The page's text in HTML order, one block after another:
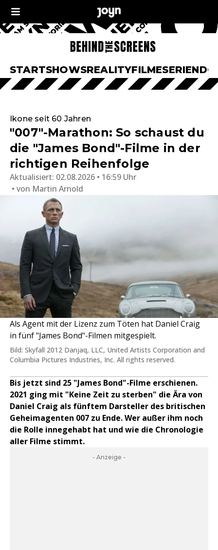
STARTSHOWSREALITYFILMESERIEN
Ikone seit 60 Jahren
"007"-Marathon: So schaust du
die "James Bond"-Filme in der
richtigen Reihenfolge
Aktualisiert: 02.08.2026 • 16:59 Uhr
von Martin Arnold
Als Agent mit der Lizenz zum Töten hat Daniel Craig
in fünf "James Bond"-Filmen mitgespielt.
Bild: Skyfall 2012 Danjaq, LLC, United Artists Corporation and
Columbia Pictures Industries, Inc. All rights reserved.
Bis jetzt sind 25 "James Bond"-Filme erschienen.
2021 ging mit "Keine Zeit zu sterben" die Ära von
Daniel Craig als fünftem Darsteller des britischen
Geheimagenten 007 zu Ende. Wer außer ihm noch
die Rolle innegehabt hat und wie die Chronologie
aller Filme stimmt.
- Anzeige -